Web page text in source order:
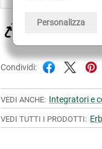
Personalizza
CURA PER
Condividi:
VEDI ANCHE: Integratori e
VEDI TUTTI I PRODOTTI: